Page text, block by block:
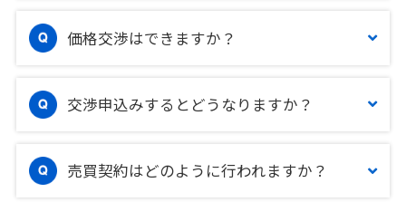
価格交渉はできますか？
交渉申込みするとどうなりますか？
売買契約はどのように行われますか？